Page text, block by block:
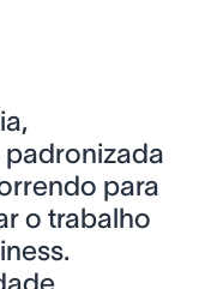
padronizada
para
o trabalho